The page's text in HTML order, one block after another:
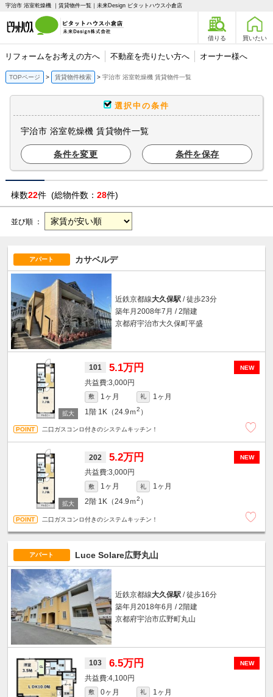
宇治市 浴室乾燥機 ｜賃貸物件一覧｜未来Design ピタットハウス小倉店
借りる 買いたい
リフォームをお考えの方へ 不動産を売りたい方へ オーナー様へ
TOPページ 賃貸物件検索 宇治市 浴室乾燥機 賃貸物件一覧
選択中の条件
宇治市 浴室乾燥機 賃貸物件一覧
条件を変更 条件を保存
棟数22件 (総物件数： 28件)
並び順 ：
アパート カサベルデ
近鉄京都線大久保駅/ 徒歩23分
築年月2008年7月 / 2階建
京都府宇治市大久保町平盛
NEW
101 5.1万円
3,000円
敷 1ヶ月 礼
1ヶ月
1階 1K（24.9ｍ2 ）
二口ガスコンロ付きのシステムキッチン！
NEW
202 5.2万円
3,000円
敷 1ヶ月 礼
1ヶ月
2階 1K（24.9ｍ2 ）
二口ガスコンロ付きのシステムキッチン！
アパート Luce Solare広野丸山
近鉄京都線大久保駅/ 徒歩16分
築年月2018年6月 / 2階建
京都府宇治市広野町丸山
NEW
103 6.5万円
4,100円
敷 0ヶ月 礼
1ヶ月